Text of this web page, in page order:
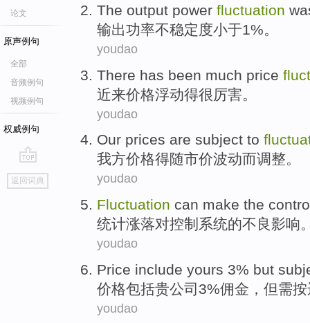
论文
原声例句
全部
音频例句
视频例句
权威例句
go
top
返回词典
The output power fluctuation
输出功率不稳定度小于1%。
youdao
There has been much price
近来价格浮动得很厉害 。
youdao
Our prices are subject to
我方价格得随市价波动而调整。
youdao
Fluctuation can make the
统计涨落对控制 系统的不良影响
youdao
Price include yours 3% but
价格包括贵公司 3%佣金， 但需
youdao